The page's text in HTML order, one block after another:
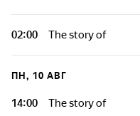
02:00 The story of
ПН, 10 АВГ
14:00 The story of